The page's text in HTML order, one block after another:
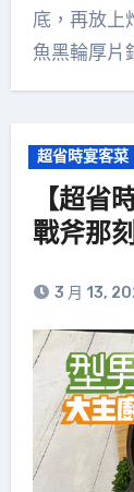
底，再放上
魚黑輪厚片
超省時宴客菜
【超省
戰斧那
3 月 13,